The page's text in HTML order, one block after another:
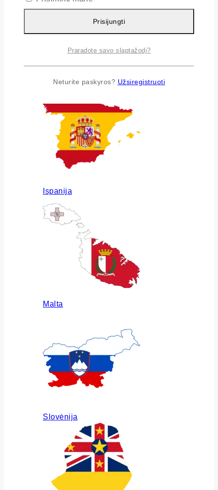
Airija
Ispanija
Malta
Slovėnija
Prisijungti
Praradote savo slaptažodį?
Neturite paskyros? Užsiregistruoti